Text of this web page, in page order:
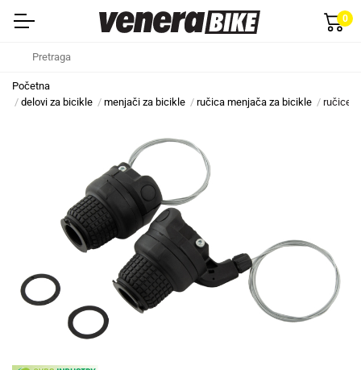
0
Početna
delovi za bicikle
menjači za bicikle ručica menjača za bicikle ručice